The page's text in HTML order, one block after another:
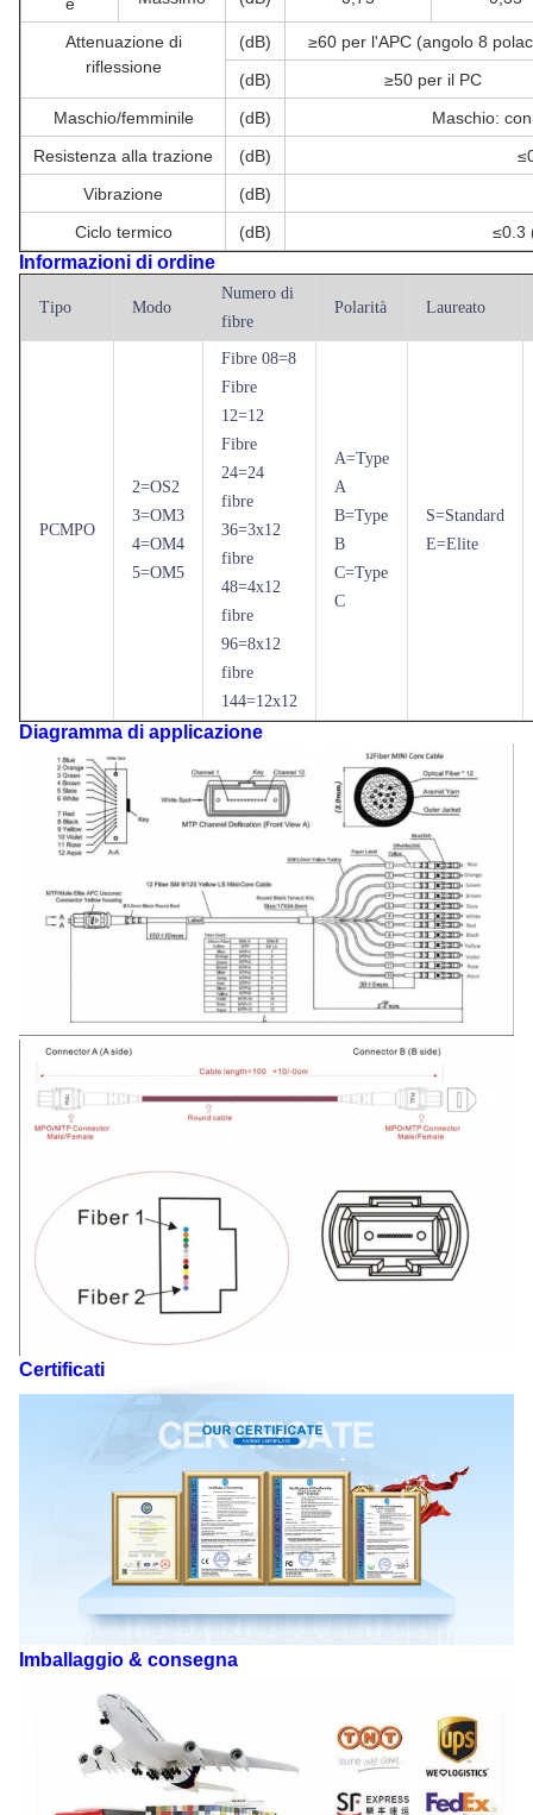
Attenuazione di
riflessione
(dB)
≥60 per l'APC (angolo 8
(dB)
≥50 per il PC
Maschio/femminile
(dB)
Maschio:
Resistenza alla trazione
(dB)
Vibrazione
(dB)
Ciclo termico
(dB) ≤0.3
Informazioni di ordine
Tipo Modo
Numero di
fibre
Polarità Laureato
PCMPO
2=OS2
3=OM3
4=OM4
5=OM5
Fibre 08=8
Fibre
12=12
Fibre
24=24
fibre
36=3x12
fibre
48=4x12
fibre
96=8x12
fibre
144=12x12
A=Type
A
B=Type
B
C=Type
C
S=Standard
E=Elite
Diagramma di applicazione
Certificati
Imballaggio & consegna